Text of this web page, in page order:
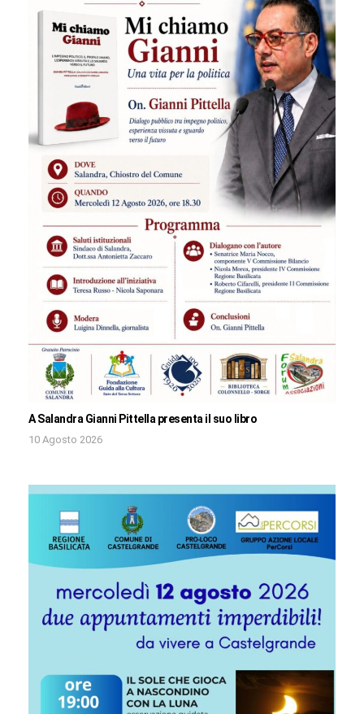
A Salandra Gianni Pittella presenta il suo libro
10 Agosto 2026